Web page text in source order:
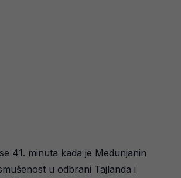
41. minuta kada je Medunjanin
u odbrani Tajlanda i